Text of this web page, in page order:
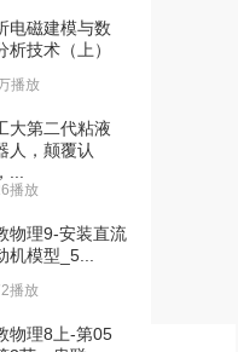
08:46
05:19
电磁建模与数
析技术（上）
播放
大第二代粘液
人，颠覆认
...
播放
物理9-安装直流
机模型_5...
播放
物理8上-第05